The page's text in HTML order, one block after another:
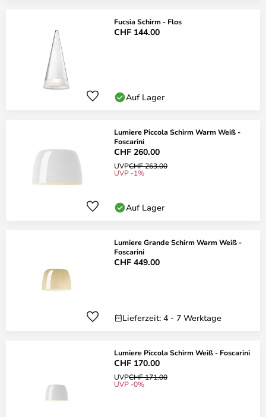
Fucsia Schirm - Flos
CHF 144.00
Auf Lager
Lumiere Piccola Schirm Warm Weiß -
Foscarini
CHF 260.00
UVPCHF 263.00
UVP -1%
Auf Lager
Lumiere Grande Schirm Warm Weiß -
Foscarini
CHF 449.00
Lieferzeit: 4 - 7 Werktage
Lumiere Piccola Schirm Weiß - Foscarini
CHF 170.00
UVPCHF 171.00
UVP -0%